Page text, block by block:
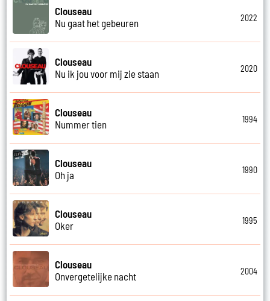
Clouseau
Nu gaat het gebeuren
2022
Clouseau
Nu ik jou voor mij zie staan
2020
Clouseau
Nummer tien
1994
Clouseau
Oh ja
1990
Clouseau
Oker
1995
Clouseau
Onvergetelijke nacht
2004